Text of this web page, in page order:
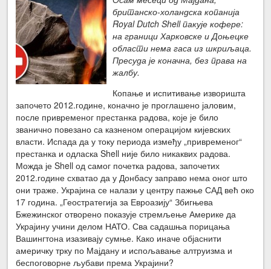
британско-холандска копанија
Royal Dutch Shell пакује кофере:
на граници Харковске и Доњецке
области нема гаса из шкриљаца.
Пресуда је коначна, без права на
жалбу.
Копање и испитивање изворишта
започето 2012.године, коначно је проглашено јаловим,
после привременог престанка радова, које је било
званично повезано са казненом операцијом кијевских
власти. Испада да у току периода између „привременог“
престанка и одласка Shell није било никаквих радова.
Можда је Shell од самог почетка радова, започетих
2012.године схватао да у Донбасу заправо нема оног што
они траже. Украјина се налази у центру пажње САД већ око
17 година. „Геостратегија за Евроазију“ Збигњева
Бжежинског отворено показује стремљење Америке да
Украјину учини делом НАТО. Сва садашња порицања
Вашингтона изазивају сумње. Како иначе објаснити
америчку трку по Мајдану и испољавање алтруизма и
беспоговорне љубави према Украјини?